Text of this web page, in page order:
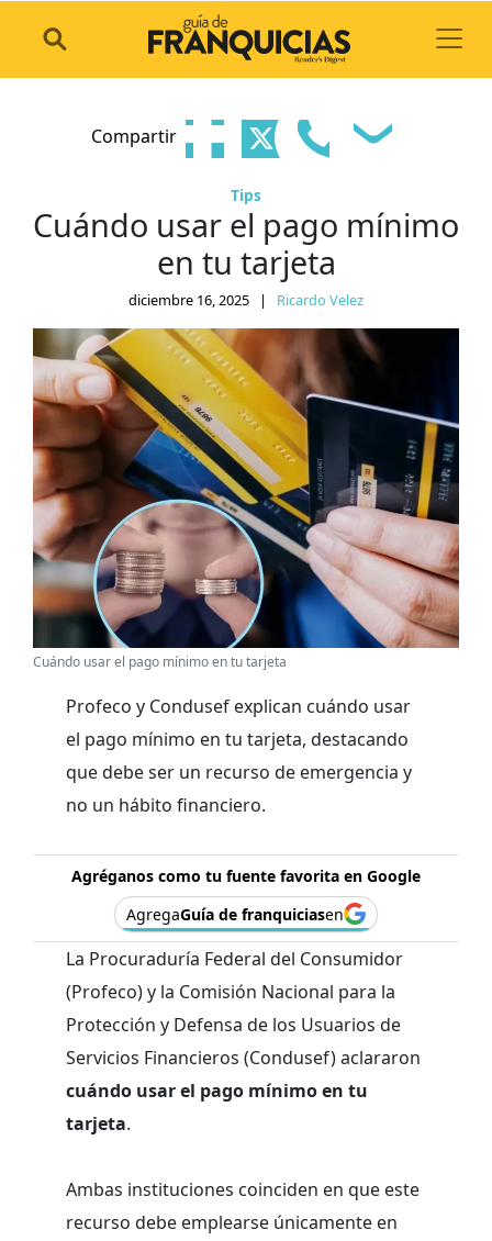
Compartir
Tips
Cuándo usar el pago mínimo
en tu tarjeta
diciembre 16, 2025 | Ricardo Velez
Cuándo usar el pago mínimo en tu tarjeta
Profeco y Condusef explican cuándo usar
el pago mínimo en tu tarjeta, destacando
que debe ser un recurso de emergencia y
no un hábito financiero.
Agréganos como tu fuente favorita en Google
AgregaGuía de franquiciasen
La Procuraduría Federal del Consumidor
(Profeco) y la Comisión Nacional para la
Protección y Defensa de los Usuarios de
Servicios Financieros (Condusef) aclararon
cuándo usar el pago mínimo en tu
tarjeta.
Ambas instituciones coinciden en que este
recurso debe emplearse únicamente en